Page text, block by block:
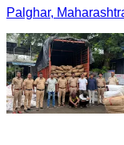
Palghar,